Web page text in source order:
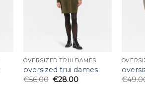
OVERSIZED TRUI DAMES
oversized trui dames
€56.00 €28.00
€